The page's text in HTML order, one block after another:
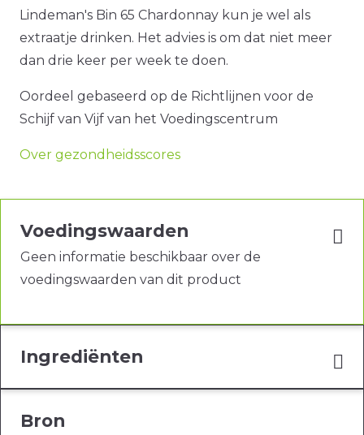
Lindeman's Bin 65 Chardonnay kun je wel als
extraatje drinken. Het advies is om dat niet meer
dan drie keer per week te doen.
Oordeel gebaseerd op de Richtlijnen voor de
Schijf van Vijf van het Voedingscentrum
Over gezondheidsscores
Voedingswaarden
Geen informatie beschikbaar over de
voedingswaarden van dit product
Ingrediënten
Bron